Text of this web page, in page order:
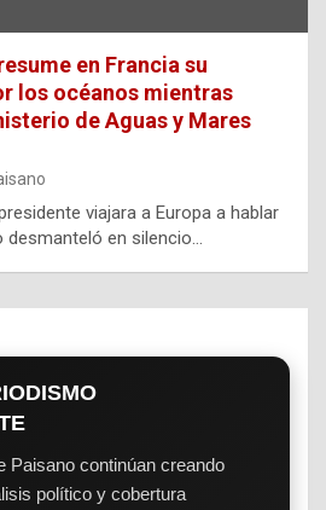
en Francia su
los océanos mientras
de Aguas y Mares
viajara a Europa a hablar
desmanteló en silencio…
Paisano continúan creando
político y cobertura